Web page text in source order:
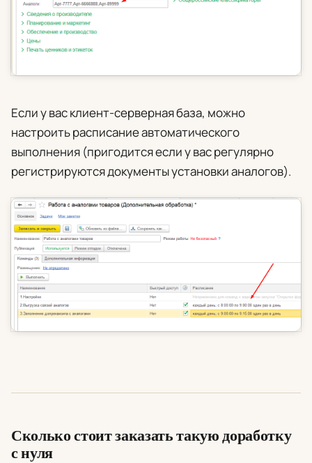
Если у вас клиент-серверная база, можно
настроить расписание автоматического
выполнения (пригодится если у вас регулярно
регистрируются документы установки аналогов).
Сколько стоит заказать такую доработку
с нуля